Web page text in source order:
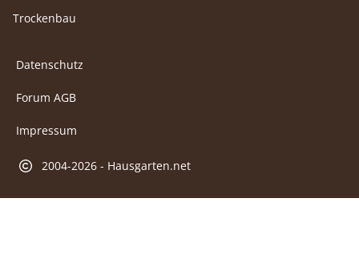
Trockenbau
Datenschutz
Forum AGB
Impressum
2004-2026 - Hausgarten.net